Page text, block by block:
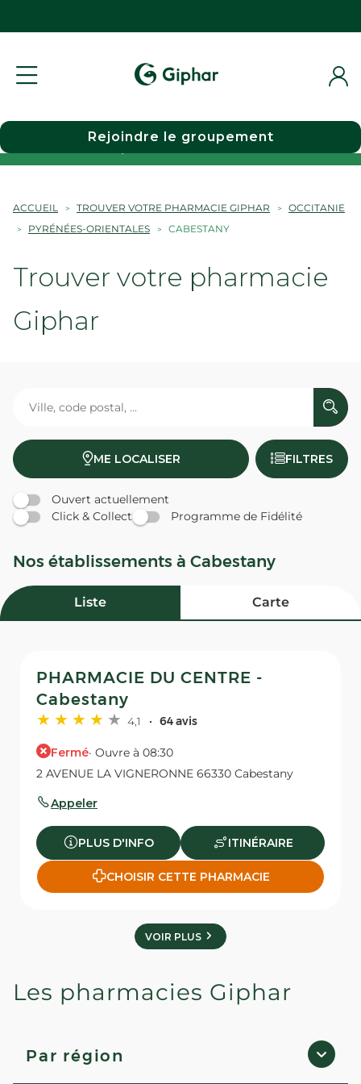
Choisir une pharmacie
Rejoindre le groupement
ACCUEIL TROUVER VOTRE PHARMACIE GIPHAR
OCCITANIE
PYRÉNÉES-ORIENTALES
CABESTANY
Trouver votre pharmacie
Giphar
ME LOCALISER FILTRES
Ouvert actuellement
Click & Collect
Programme de Fidélité
Nos établissements à Cabestany
Liste Carte
PHARMACIE DU CENTRE -
Cabestany
4,1 64 avis
Fermé· Ouvre à 08:30
2 AVENUE LA VIGNERONNE 66330 Cabestany
Appeler
PLUS D'INFO ITINÉRAIRE
CHOISIR CETTE PHARMACIE
VOIR PLUS
Les pharmacies Giphar
Par région